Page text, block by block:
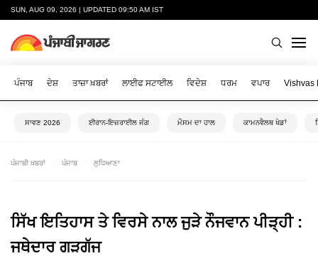
SUN, AUG 09, 2026 | UPDATED 09:50 AM IST
ਪੰਜਾਬ ਦੇਸ਼ ਤਾਜ਼ਾ ਖ਼ਬਰਾਂ ਲਾਈਫ ਸਟਾਈਲ ਵਿਦੇਸ਼ ਧਰਮ ਵਪਾਰ Vishvas
ਸਾਵਣ 2026 ਈਰਾਨ-ਇਜ਼ਰਾਈਲ ਜੰਗ ਮੌਸਮ ਦਾ ਹਾਲ ਕਾਮਨਵੈਲਥ ਖੇਡਾਂ
ਪੰਜਾਬੀ ਖ਼ਬਰਾਂ ਪੰਜਾਬ ਲੁਧਿਆਣਾ
ਸਿੱਖ ਇਤਿਹਾਸ ਤੇ ਵਿਰਸੇ ਨਾਲ ਜੁੜੇ ਨੌਜਵਾਨ ਪੀੜ੍ਹੀ :
ਜਥੇਦਾਰ ਗੜਗੱਜ